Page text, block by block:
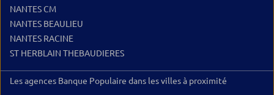
NANTES CM
NANTES BEAULIEU
NANTES RACINE
ST HERBLAIN THEBAUDIERES
Les agences Banque Populaire dans les villes à proximité